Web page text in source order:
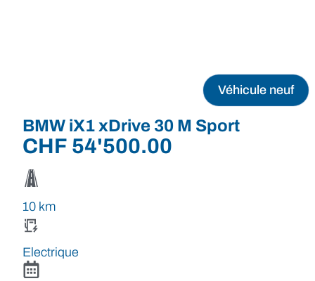
Véhicule neuf
BMW iX1 xDrive 30 M Sport
CHF 54'500.00
10 km
Electrique